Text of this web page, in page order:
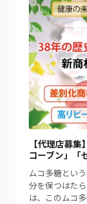
【代理店募
コーブン」「
ムコ多糖とい
分を保つはた
は、このムコ